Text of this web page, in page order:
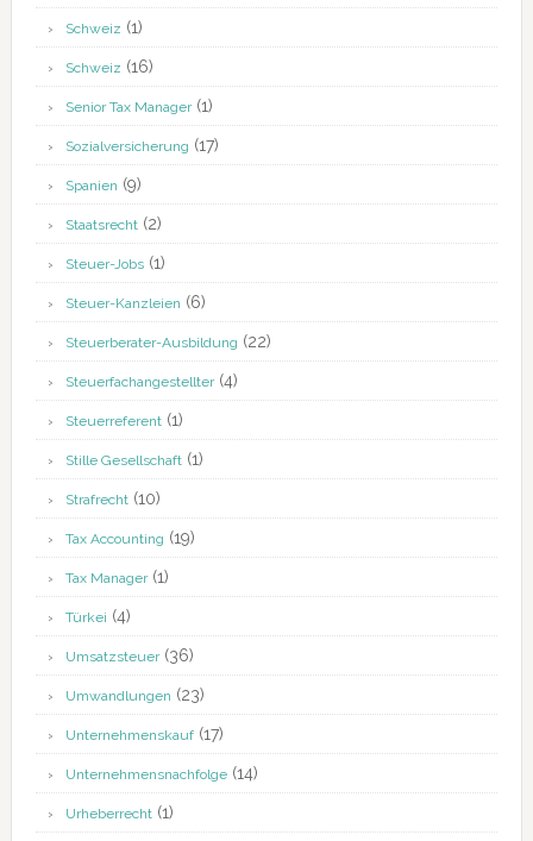
Schweiz (1)
Schweiz (16)
Senior Tax Manager(1)
Sozialversicherung (17)
Spanien (9)
Staatsrecht(2)
Steuer-Jobs(1)
Steuer-Kanzleien (6)
Steuerberater-Ausbildung (22)
Steuerfachangestellter(4)
Steuerreferent(1)
Stille Gesellschaft(1)
Strafrecht(10)
Tax Accounting (19)
Tax Manager(1)
Türkei (4)
Umsatzsteuer(36)
Umwandlungen (23)
Unternehmenskauf(17)
Unternehmensnachfolge(14)
Urheberrecht(1)